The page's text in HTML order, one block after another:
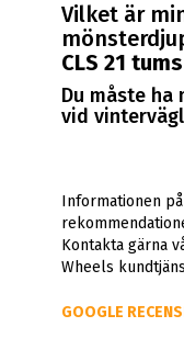
Vilket är
CLS 21
Du måste ha
vid
Informationen
Kontakta gärna
Wheels
GOOGLE